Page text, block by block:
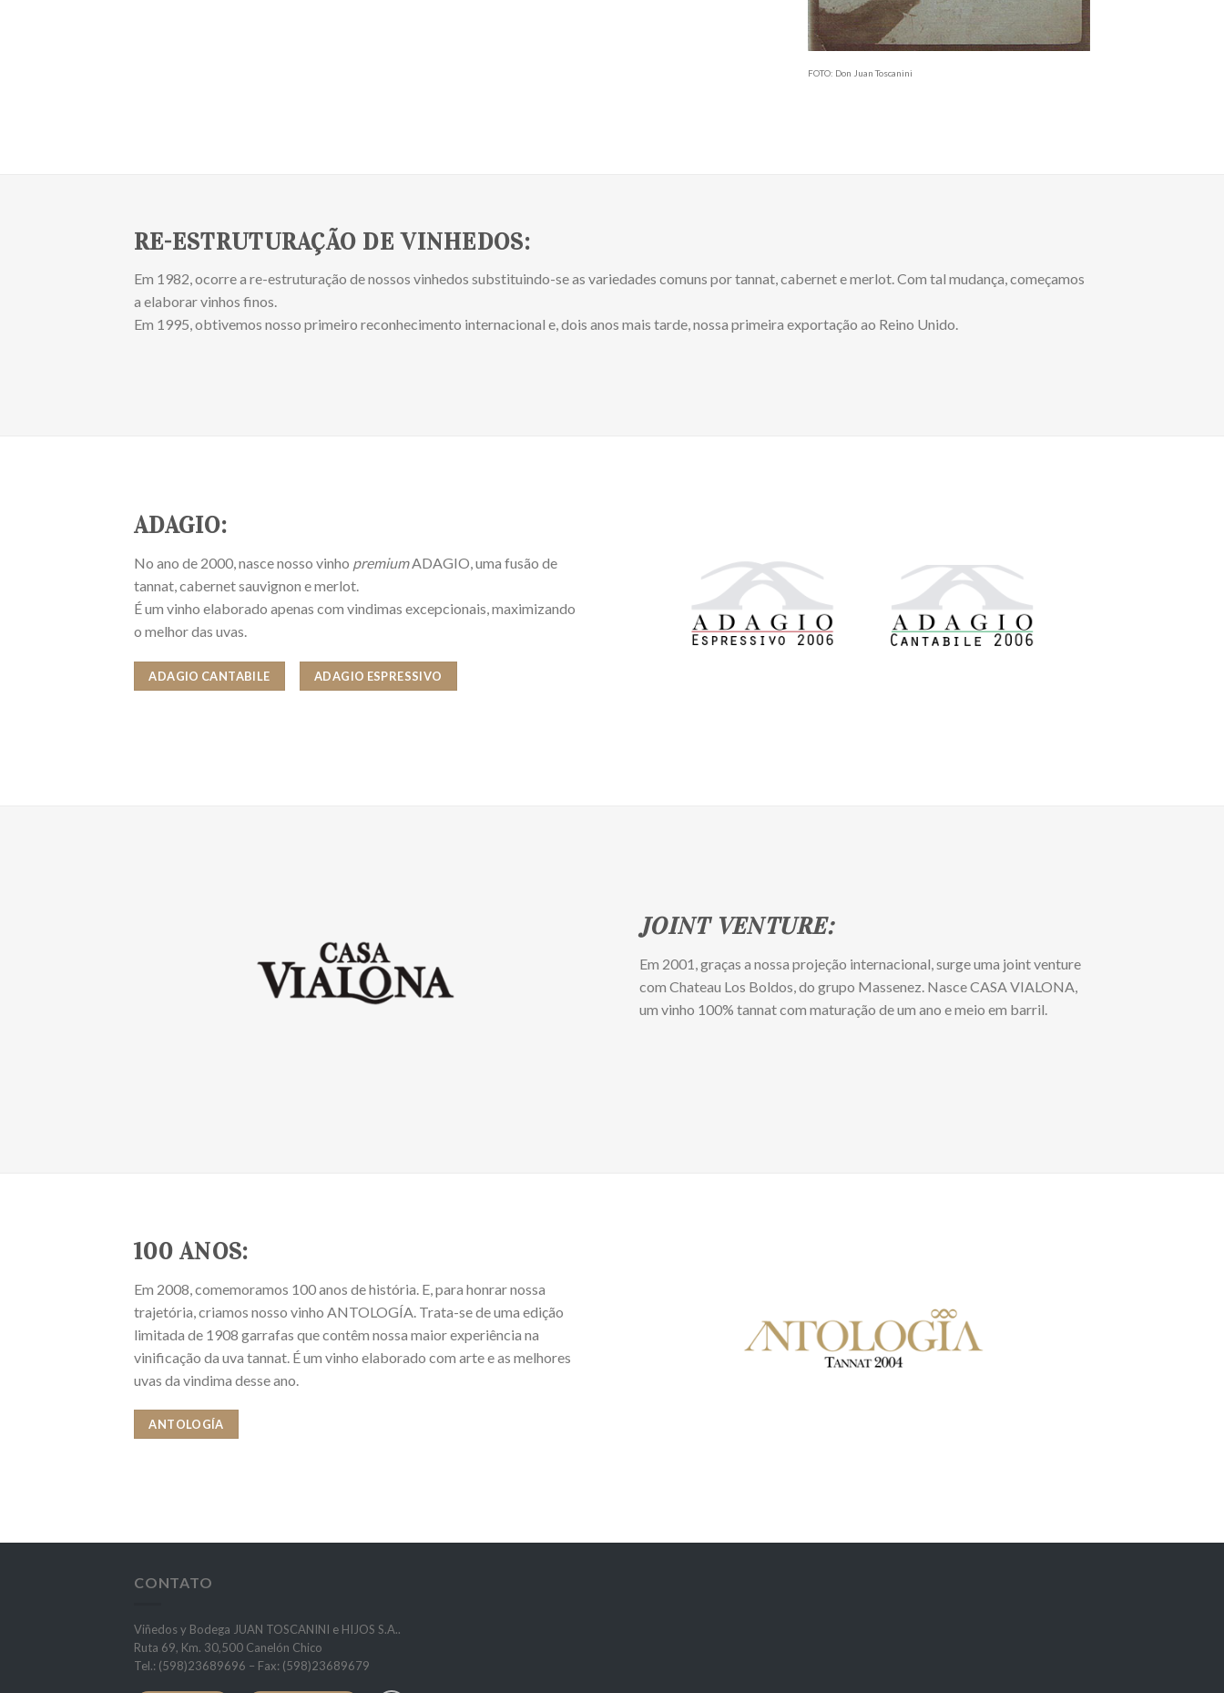
FOTO: Don Juan Toscanini
RE-ESTRUTURAÇÃO DE VINHEDOS:
Em 1982, ocorre a re-estruturação de nossos vinhedos substituindo-se as variedades comuns por tannat, cabernet e merlot. Com tal mudança, começamos
a elaborar vinhos finos.
Em 1995, obtivemos nosso primeiro reconhecimento internacional e, dois anos mais tarde, nossa primeira exportação ao Reino Unido.
ADAGIO:
No ano de 2000, nasce nosso vinho premiumADAGIO, uma fusão de
tannat, cabernet sauvignon e merlot.
É um vinho elaborado apenas com vindimas excepcionais, maximizando
o melhor das uvas.
ADAGIO CANTABILE ADAGIO ESPRESSIVO
JOINT VENTURE:
Em 2001, graças a nossa projeção internacional, surge uma joint venture
com Chateau Los Boldos, do grupo Massenez. Nasce CASA VIALONA,
um vinho 100% tannat com maturação de um ano e meio em barril.
100 ANOS:
Em 2008, comemoramos 100 anos de história. E, para honrar nossa
trajetória, criamos nosso vinho ANTOLOGÍA. Trata-se de uma edição
limitada de 1908 garrafas que contêm nossa maior experiência na
vinificação da uva tannat. É um vinho elaborado com arte e as melhores
uvas da vindima desse ano.
ANTOLOGÍA
CONTATO
Viñedos y Bodega JUAN TOSCANINI e HIJOS S.A..
Ruta 69, Km. 30,500 Canelón Chico
Tel.: (598)23689696 – Fax: (598)23689679